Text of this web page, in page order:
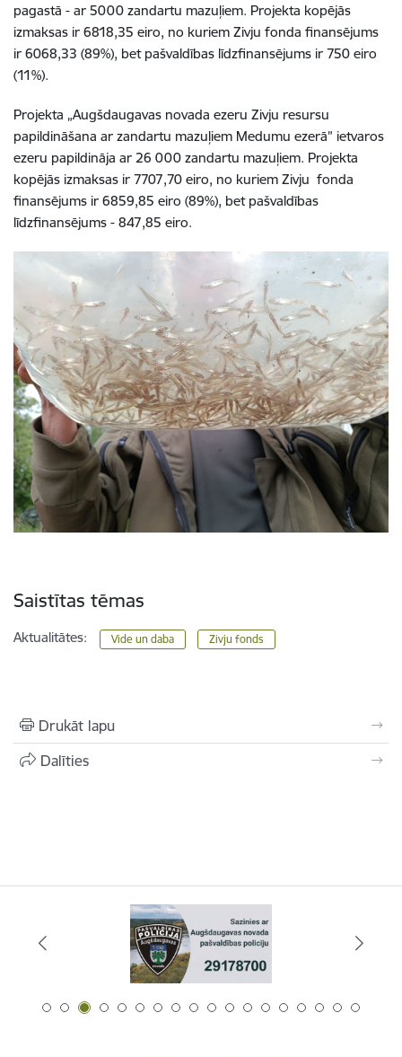
pagastā - ar 5000 zandartu mazuļiem. Projekta kopējās
izmaksas ir 6818,35 eiro, no kuriem Zivju fonda finansējums
ir 6068,33 (89%), bet pašvaldības līdzfinansējums ir 750 eiro
(11%).
Projekta „Augšdaugavas novada ezeru Zivju resursu
papildināšana ar zandartu mazuļiem Medumu ezerā” ietvaros
ezeru papildināja ar 26 000 zandartu mazuļiem. Projekta
kopējās izmaksas ir 7707,70 eiro, no kuriem Zivju fonda
finansējums ir 6859,85 eiro (89%), bet pašvaldības
līdzfinansējums - 847,85 eiro.
Saistītas tēmas
Aktualitātes: Vide un daba Zivju fonds
Drukāt lapu
Dalīties